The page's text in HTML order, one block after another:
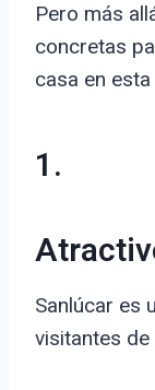
Pero más
concretas
casa en
1.
Sanlúcar es
visitantes